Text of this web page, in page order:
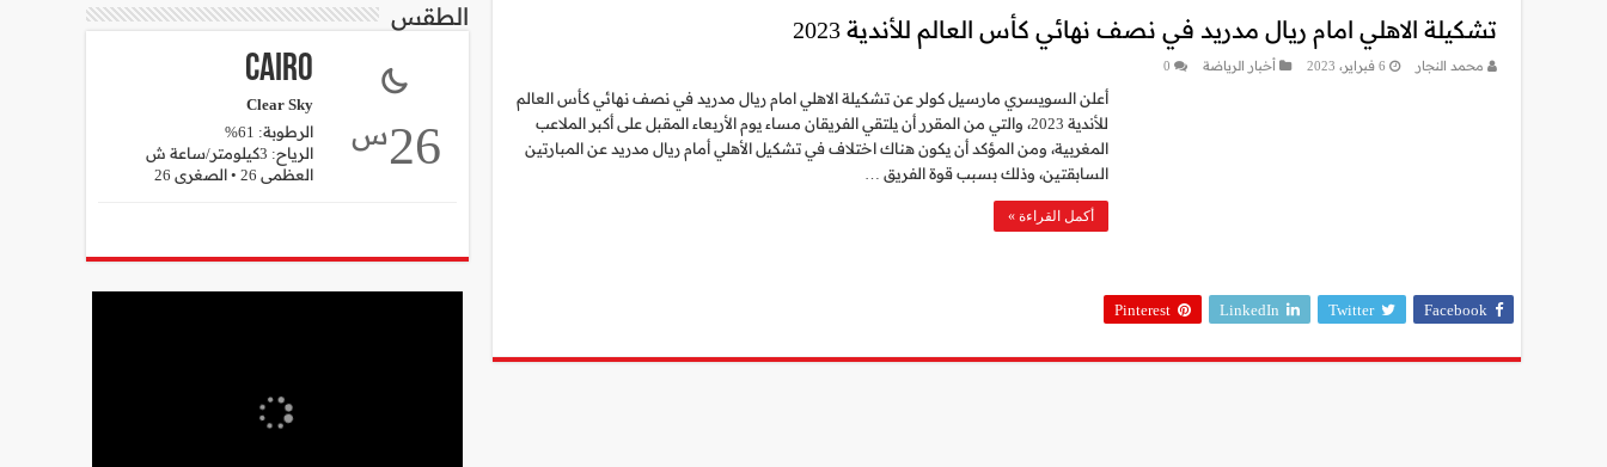
تشكيلة الاهلي امام ريال مدريد في نصف نهائي كأس العالم للأندية 2023
محمد النجار 6 فبراير، 2023 أخبار الرياضة 0
أعلن السويسري مارسيل كولر عن تشكيلة الاهلي امام ريال مدريد في نصف نهائي كأس العالم
للأندية 2023، والتي من المقرر أن يلتقي الفريقان مساء يوم الأربعاء المقبل على أكبر الملاعب
المغربية، ومن المؤكد أن يكون هناك اختلاف في تشكيل الأهلي أمام ريال مدريد عن المبارتين
السابقتين، وذلك بسبب قوة الفريق …
أكمل القراءة »
Facebook
Twitter
LinkedIn
Pinterest
الطقس
26س
Cairo
Clear Sky
الرطوبة: 61%
الرياح: 3كيلومتر/ساعة ش
العظمى 26 • الصغرى 26